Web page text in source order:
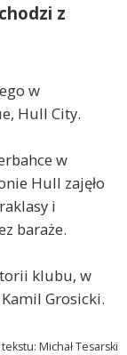
z
w
Hull City.
w
Hull zajęło
i
baraże.
klubu, w
Grosicki.
Michał Tesarski